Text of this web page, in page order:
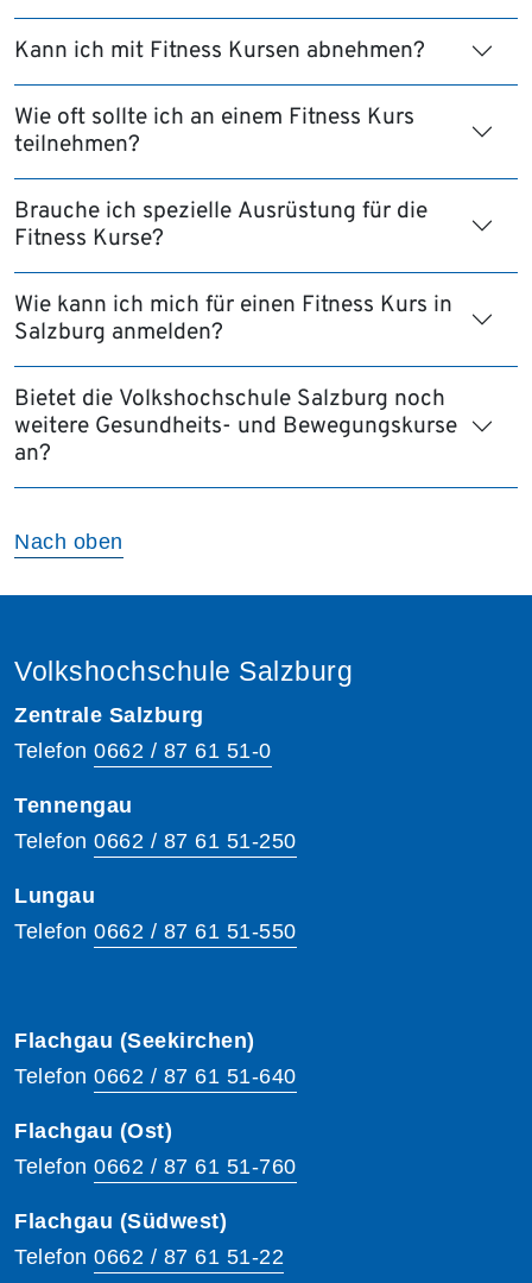
Kann ich mit Fitness Kursen abnehmen?
Wie oft sollte ich an einem Fitness Kurs
teilnehmen?
Brauche ich spezielle Ausrüstung für die
Fitness Kurse?
Wie kann ich mich für einen Fitness Kurs in
Salzburg anmelden?
Bietet die Volkshochschule Salzburg noch
weitere Gesundheits- und Bewegungskurse
an?
Nach oben
Volkshochschule Salzburg
Zentrale Salzburg
Telefon 0662 / 87 61 51-0
Tennengau
Telefon 0662 / 87 61 51-250
Lungau
Telefon 0662 / 87 61 51-550
Flachgau (Seekirchen)
Telefon 0662 / 87 61 51-640
Flachgau (Ost)
Telefon 0662 / 87 61 51-760
Flachgau (Südwest)
Telefon 0662 / 87 61 51-22